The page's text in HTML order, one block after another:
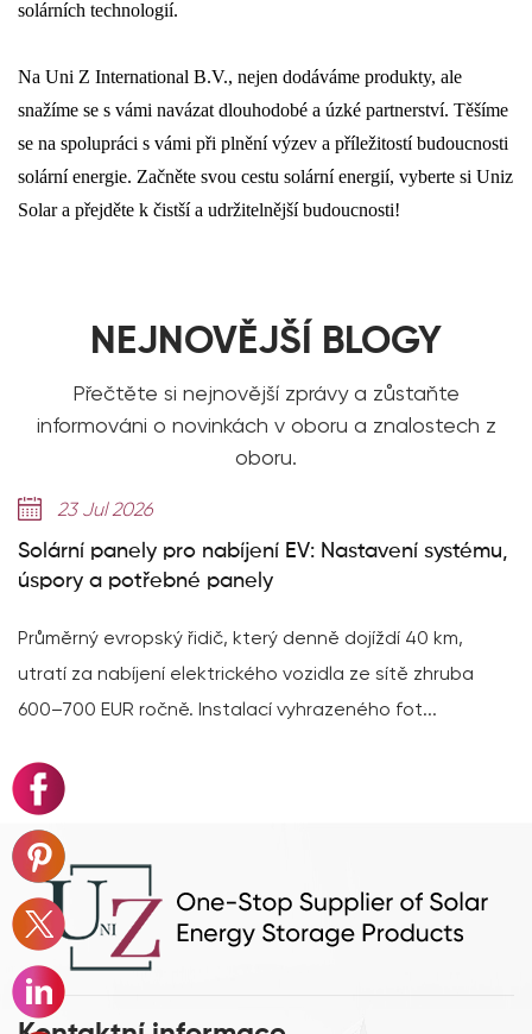
solárních technologií.
Na Uni Z International B.V., nejen dodáváme produkty, ale
snažíme se s vámi navázat dlouhodobé a úzké partnerství. Těšíme
se na spolupráci s vámi při plnění výzev a příležitostí budoucnosti
solární energie. Začněte svou cestu solární energií, vyberte si Uniz
Solar a přejděte k čistší a udržitelnější budoucnosti!
NEJNOVĚJŠÍ BLOGY
Přečtěte si nejnovější zprávy a zůstaňte
informováni o novinkách v oboru a znalostech z
oboru.
23 Jul 2026
panely pro nabíjení EV: Nastavení systému,
a potřebné panely
evropský řidič, který denně dojíždí 40 km,
za nabíjení elektrického vozidla ze sítě zhruba
EUR ročně. Instalací vyhrazeného fot...